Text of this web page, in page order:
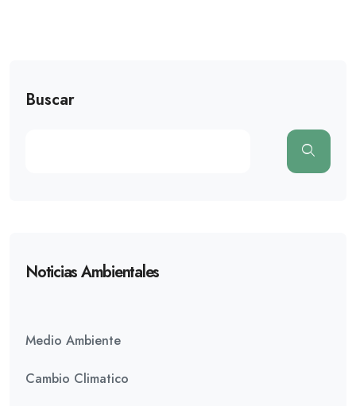
Buscar
Noticias Ambientales
Medio Ambiente
Cambio Climatico